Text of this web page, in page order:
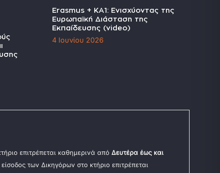
Erasmus + KA1: Ενισχύοντας της
Ευρωπαϊκή Διάσταση της
Εκπαίδευσης (video)
4 Ιουνίου 2026
επιτρέπεται καθημερινά από Δευτέρα έως και
των Δικηγόρων στο κτήριο επιτρέπεται